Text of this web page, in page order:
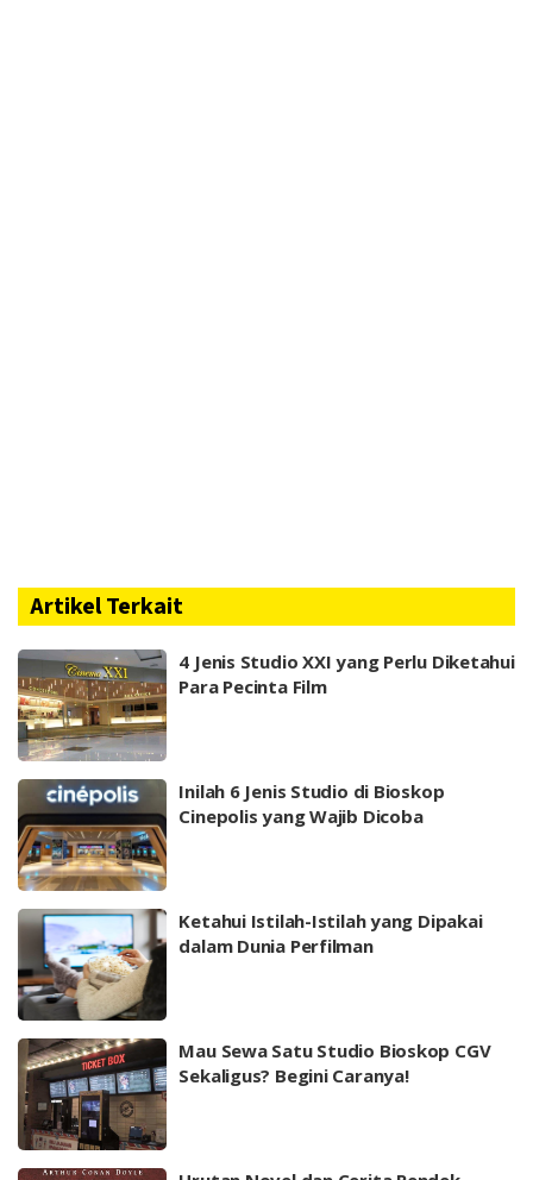
Artikel Terkait
4 Jenis Studio XXI yang Perlu Diketahui
Para Pecinta Film
Inilah 6 Jenis Studio di Bioskop
Cinepolis yang Wajib Dicoba
Ketahui Istilah-Istilah yang Dipakai
dalam Dunia Perfilman
Mau Sewa Satu Studio Bioskop CGV
Sekaligus? Begini Caranya!